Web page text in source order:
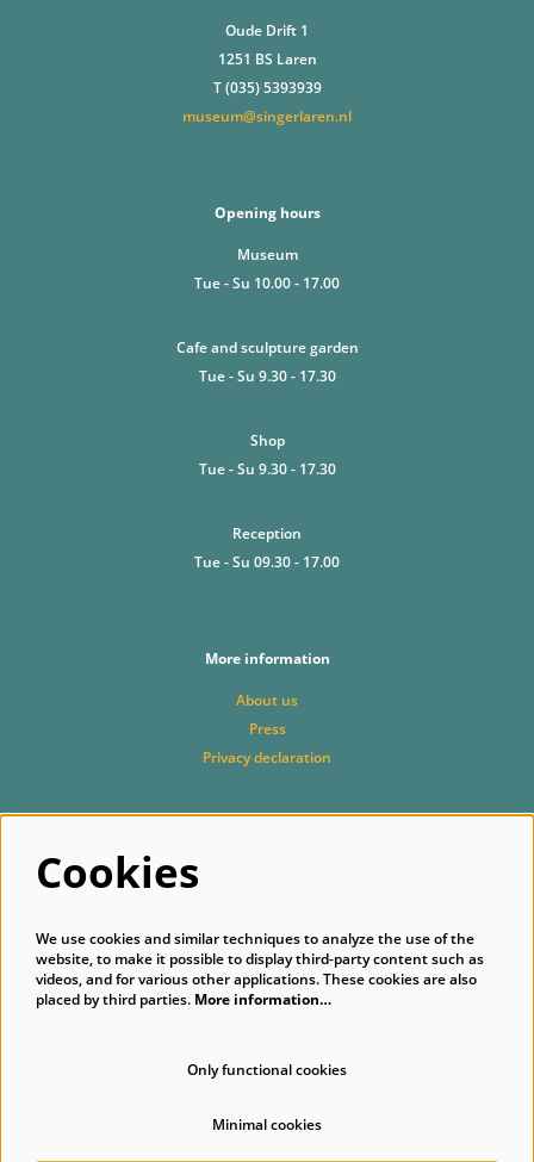
Oude Drift 1
1251 BS Laren
T (035) 5393939
museum@singerlaren.nl
Opening hours
Museum
Tue - Su 10.00 - 17.00
Cafe and sculpture garden
Tue - Su 9.30 - 17.30
Shop
Tue - Su 9.30 - 17.30
Reception
Tue - Su 09.30 - 17.00
More information
About us
Press
Privacy declaration
Cookies
We use cookies and similar techniques to analyze the use of the
website, to make it possible to display third-party content such as
videos, and for various other applications. These cookies are also
placed by third parties. More information…
Only functional cookies
Minimal cookies